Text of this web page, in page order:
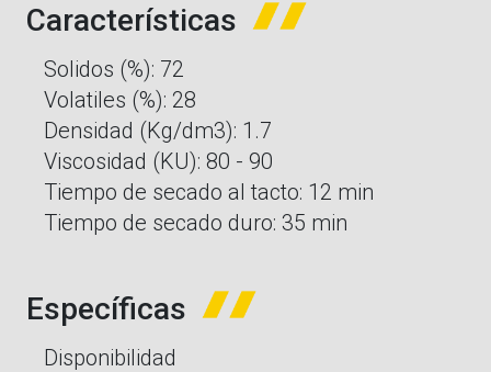
Características
Solidos (%): 72
Volatiles (%): 28
Densidad (Kg/dm3): 1.7
Viscosidad (KU): 80 - 90
Tiempo de secado al tacto: 12 min
Tiempo de secado duro: 35 min
Específicas
Disponibilidad